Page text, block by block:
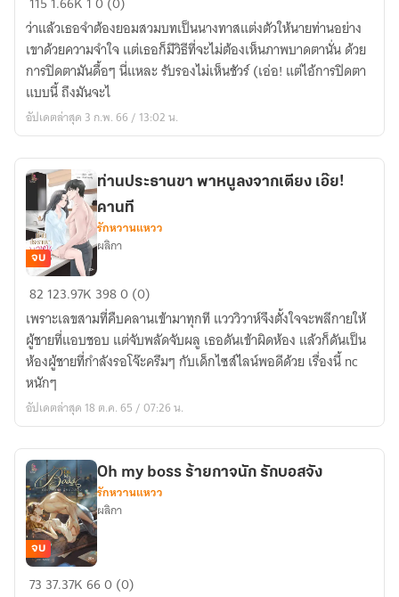
เรียน
ลับ
คลับ
ชั้น
สูง.
ว่าแล้วเธอจำต้องยอมสวมบทเป็นนางทาสแต่งตัวให้นายท่านอย่าง
เขาด้วยความจำใจ แต่เธอก็มีวิธีที่จะไม่ต้องเห็นภาพบาดตานั่น ด้วย
การปิดตามันดื้อๆ นี่แหละ รับรองไม่เห็นชัวร์ (เอ่อ! แต่ไอ้การปิดตา
แบบนี้ ถึงมันจะไ
อัปเดตล่าสุด 3 ก.พ. 66 / 13:02 น.
ท่าน
ขา
พา
หนู
ลง
จาก
เอ๊ย!
คาน
ที
จบ
ท่านประธานขา พาหนูลงจากเตียง เอ๊ย!
คานที
รักหวานแหวว
ผลิกา
82 123.97K 3980 (0)
เพราะเลขสามที่คืบคลานเข้ามาทุกที แวววิวาห์จึงตั้งใจจะพลีกายให้
ผู้ชายที่แอบชอบ แต่จับพลัดจับผลู เธอดันเข้าผิดห้อง แล้วก็ดันเป็น
ห้องผู้ชายที่กำลังรอโจ๊ะครึมๆ กับเด็กไซส์ไลน์พอดีด้วย เรื่องนี้ nc
หนักๆ
อัปเดตล่าสุด 18 ต.ค. 65 / 07:26 น.
Oh
จบ
Oh my boss ร้ายกาจนัก รักบอสจัง
รักหวานแหวว
ผลิกา
73 37.37K660 (0)